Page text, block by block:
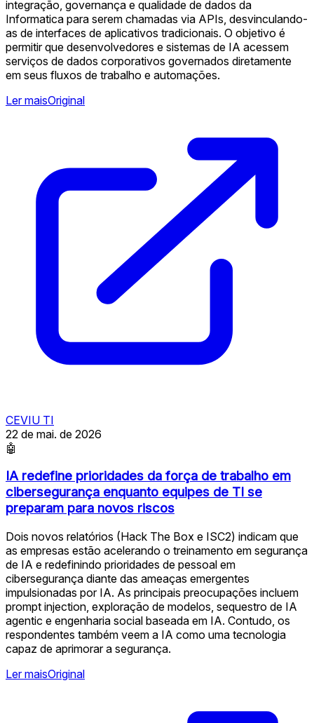
integração, governança e qualidade de dados da
Informatica para serem chamadas via APIs, desvinculando-
as de interfaces de aplicativos tradicionais. O objetivo é
permitir que desenvolvedores e sistemas de IA acessem
serviços de dados corporativos governados diretamente
em seus fluxos de trabalho e automações.
Ler maisOriginal
CEVIU TI
22 de mai. de 2026
🤖
IA redefine prioridades da força de trabalho em
cibersegurança enquanto equipes de TI se
preparam para novos riscos
Dois novos relatórios (Hack The Box e ISC2) indicam que
as empresas estão acelerando o treinamento em segurança
de IA e redefinindo prioridades de pessoal em
cibersegurança diante das ameaças emergentes
impulsionadas por IA. As principais preocupações incluem
prompt injection, exploração de modelos, sequestro de IA
agentic e engenharia social baseada em IA. Contudo, os
respondentes também veem a IA como uma tecnologia
capaz de aprimorar a segurança.
Ler maisOriginal